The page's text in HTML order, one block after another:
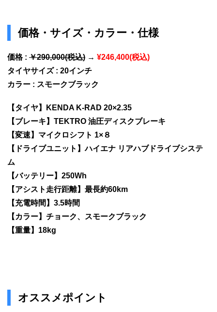
価格・サイズ・カラー・仕様
価格 : ￥290,000(税込) → ¥246,400(税込)
タイヤサイズ : 20インチ
カラー : スモークブラック
【タイヤ】KENDA K-RAD 20×2.35
【ブレーキ】TEKTRO 油圧ディスクブレーキ
【変速】マイクロシフト 1×８
【ドライブユニット】ハイエナ リアハブドライブシステ
ム
【バッテリー】250Wh
【アシスト走行距離】最長約60km
【充電時間】3.5時間
【カラー】チョーク、スモークブラック
【重量】18kg
オススメポイント